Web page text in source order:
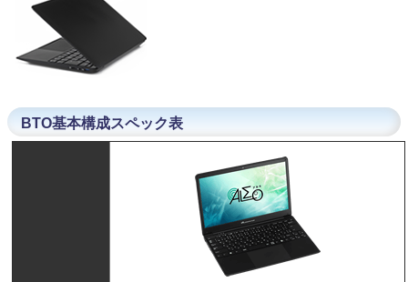
BTO基本構成スペック表